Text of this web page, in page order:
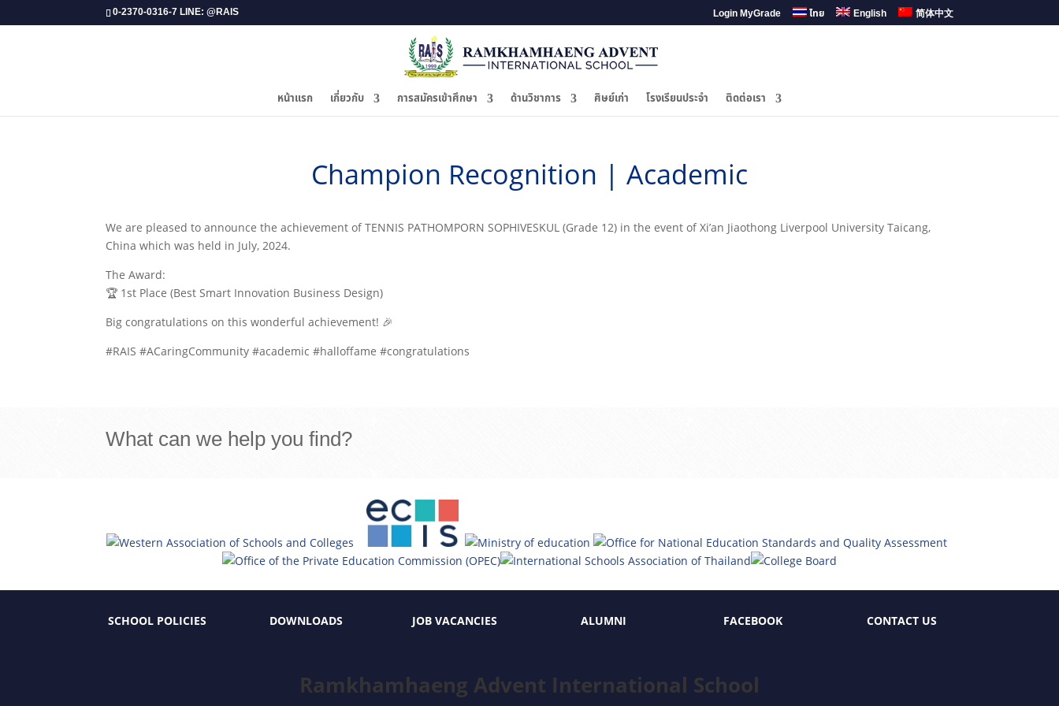
0-2370-0316-7 LINE: @RAIS Login MyGrade ไทย English 简体中文
หน้าแรก เกี่ยวกับ การสมัครเข้าศึกษา ด้านวิชาการ ศิษย์เก่า โรงเรียนประจำ ติดต่อเรา
Champion Recognition | Academic
We are pleased to announce the achievement of TENNIS PATHOMPORN SOPHIVESKUL (Grade 12) in the event of Xi’an Jiaothong Liverpool University Taicang,
China which was held in July, 2024.
The Award:
🏆 1st Place (Best Smart Innovation Business Design)
Big congratulations on this wonderful achievement! 🎉
#RAIS #ACaringCommunity #academic #halloffame #congratulations
What can we help you find?
SCHOOL POLICIES DOWNLOADS JOB VACANCIES ALUMNI FACEBOOK CONTACT US
Ramkhamhaeng Advent International School